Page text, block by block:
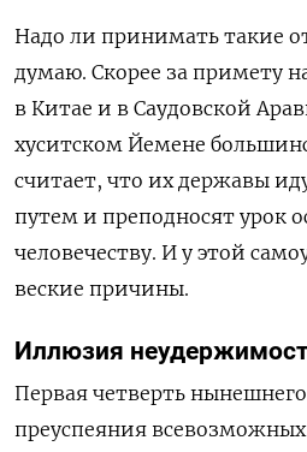
Надо ли принимать такие
думаю. Скорее за примету
в Китае и в Саудовской
хуситском Йемене
считает, что их державы
путем и преподносят урок
человечеству. И у этой
веские причины.
Иллюзия
Первая четверть нынешнего
преуспеяния